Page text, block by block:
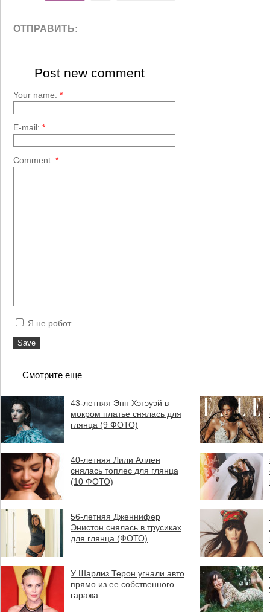
ОТПРАВИТЬ:
Post new comment
Your name: *
E-mail: *
Comment: *
Я не робот
Смотрите еще
43-летняя Энн Хэтэуэй в
мокром платье снялась для
глянца (9 ФОТО)
40-летняя Лили Аллен
снялась топлес для глянца
(10 ФОТО)
56-летняя Дженнифер
Энистон снялась в трусиках
для глянца (ФОТО)
У Шарлиз Терон угнали авто
прямо из ее собственного
гаража